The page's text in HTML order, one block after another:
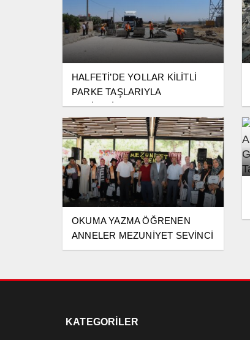
HALFETİ’DE YOLLAR KİLİTLİ
PARKE TAŞLARIYLA
YENİLENİYOR
OKUMA YAZMA ÖĞRENEN
ANNELER MEZUNİYET SEVİNCİ
YAŞADI
KATEGORİLER